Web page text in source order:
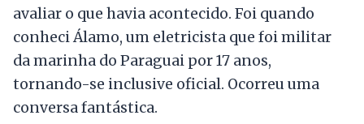
avaliar o que havia acontecido. Foi quando
conheci Álamo, um eletricista que foi militar
da marinha do Paraguai por 17 anos,
tornando-se inclusive oficial. Ocorreu uma
conversa fantástica.